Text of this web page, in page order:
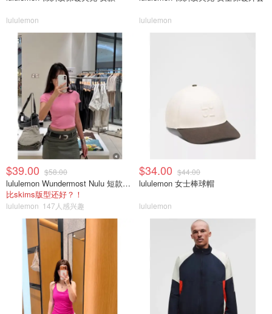
lululemon lululemon
$39.00 $58.00
lululemon Wundermost Nulu 短款圆领T恤
比skims版型还好？！
lululemon 147人感兴趣
$34.00 $44.00
lululemon 女士棒球帽
lululemon